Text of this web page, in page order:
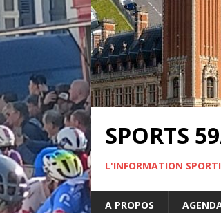
SPORTS
L'INFORMATION
A PROPOS